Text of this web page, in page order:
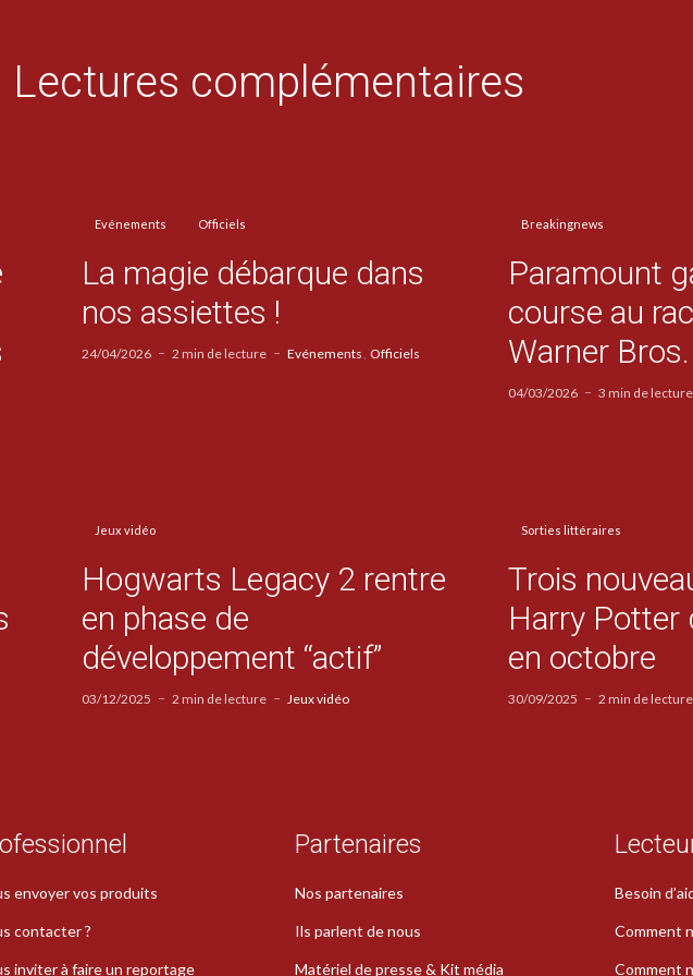
Lectures complémentaires
Evénements Officiels
La magie débarque dans
nos assiettes !
24/04/2026 2 min de lecture Evénements Officiels
Breakingnews
Paramount
course au
Warner Bros.
04/03/2026 3 min de lecture
Jeux vidéo
Hogwarts Legacy 2 rentre
en phase de
développement “actif”
03/12/2025 2 min de lecture Jeux vidéo
Sorties littéraires
Trois
Harry Potter
en octobre
30/09/2025 2 min de lecture
envoyer vos produits
contacter ?
inviter à faire un reportage
Partenaires
Nos partenaires
Ils parlent de nous
Matériel de presse & Kit média
Besoin
Comment
Comment